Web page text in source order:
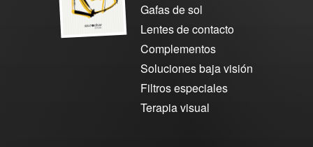
Gafas de sol
Lentes de contacto
Complementos
Soluciones baja visión
Filtros especiales
Terapia visual